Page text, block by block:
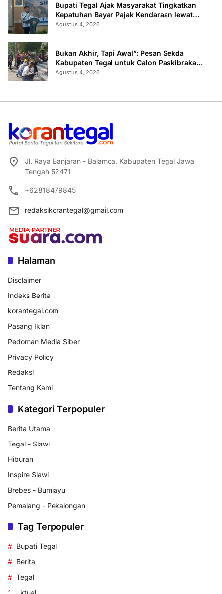
Bupati Tegal Ajak Masyarakat Tingkatkan
Kepatuhan Bayar Pajak Kendaraan lewat
“TULUS NGOPENI”
Agustus 4, 2026
Bukan Akhir, Tapi Awal”: Pesan Sekda
Kabupaten Tegal untuk Calon Paskibraka
2026
Agustus 4, 2026
Jl. Raya Banjaran - Balamoa, Kabupaten Tegal Jawa
Tengah 52471
+62818479845
redaksikorantegal@gmail.com
Halaman
Disclaimer
Indeks Berita
korantegal.com
Pasang Iklan
Pedoman Media Siber
Privacy Policy
Redaksi
Tentang Kami
Kategori Terpopuler
Berita Utama
Tegal - Slawi
Hiburan
Inspire Slawi
Brebes - Bumiayu
Pemalang - Pekalongan
Tag Terpopuler
Bupati Tegal
Berita
Tegal
aktual